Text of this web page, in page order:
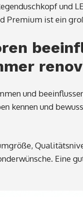
und
Premium ist ein
und
kennen und
Eine